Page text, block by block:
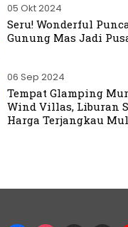
05 Okt 2024
Seru! Wonderful
Gunung Mas Jadi
06 Sep 2024
Tempat Glamping
Wind Villas, Liburan
Harga Terjangkau